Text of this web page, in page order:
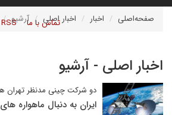
تماس با ما RSS صفحه‌اصلی اخبار اخبار اصلی آرشیو
اخبار اصلی - آرشیو
دو شرکت چینی مدنظر تهران
ایران به دنبال ماهواره